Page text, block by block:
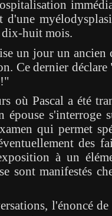
d'une
dix-huit mois.
un jour un ancien
Ce dernier
où Pascal a été
épouse
qui permet
des
à un
sont manifestés
l'énoncé